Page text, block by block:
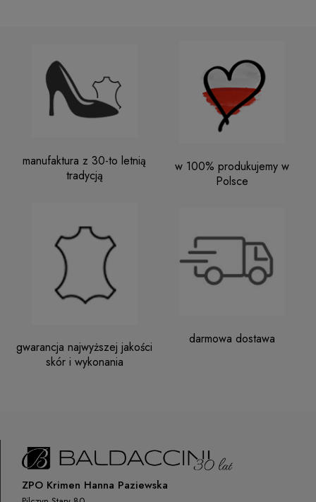
manufaktura z 30-to letnią
tradycją
w 100% produkujemy w
Polsce
gwarancja najwyższej jakości
skór i wykonania
darmowa dostawa
ZPO Krimen Hanna Paziewska